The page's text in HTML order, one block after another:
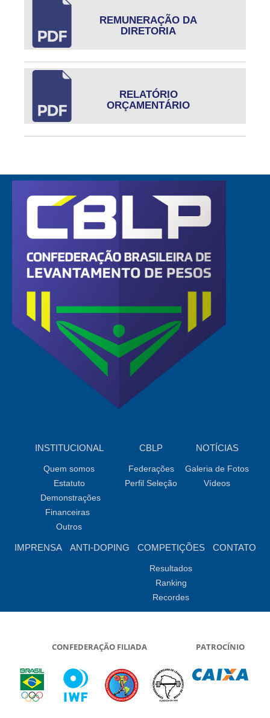
REMUNERAÇÃO DA
DIRETORIA
RELATÓRIO
ORÇAMENTÁRIO
INSTITUCIONAL
Quem somos
Estatuto
Demonstrações
Financeiras
Outros
CBLP
Federações
Perfil Seleção
NOTÍCIAS
Galeria de Fotos
Vídeos
IMPRENSA ANTI-DOPING COMPETIÇÕES
Resultados
Ranking
Recordes
CONTATO
CONFEDERAÇÃO FILIADA PATROCÍNIO